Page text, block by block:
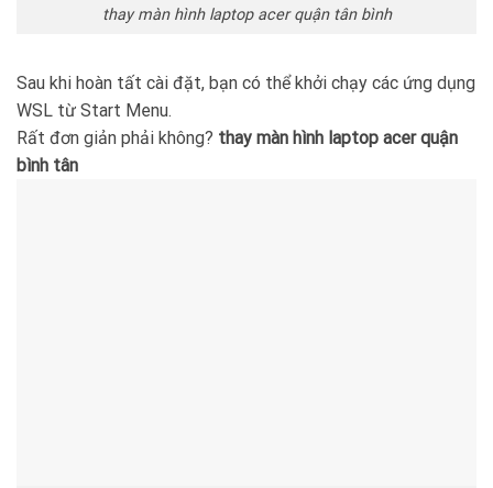
thay màn hình laptop acer quận tân bình
Sau khi hoàn tất cài đặt, bạn có thể khởi chạy các ứng dụng
WSL từ Start Menu.
Rất đơn giản phải không? thay màn hình laptop acer quận
bình tân